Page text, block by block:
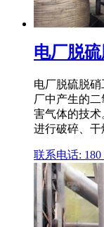
电厂脱
电厂脱硫脱
厂中产生的
害气体的技
进行破碎、干
联系电话: 180